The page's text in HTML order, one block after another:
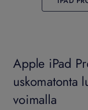
Apple iPad
uskomatonta
voimalla